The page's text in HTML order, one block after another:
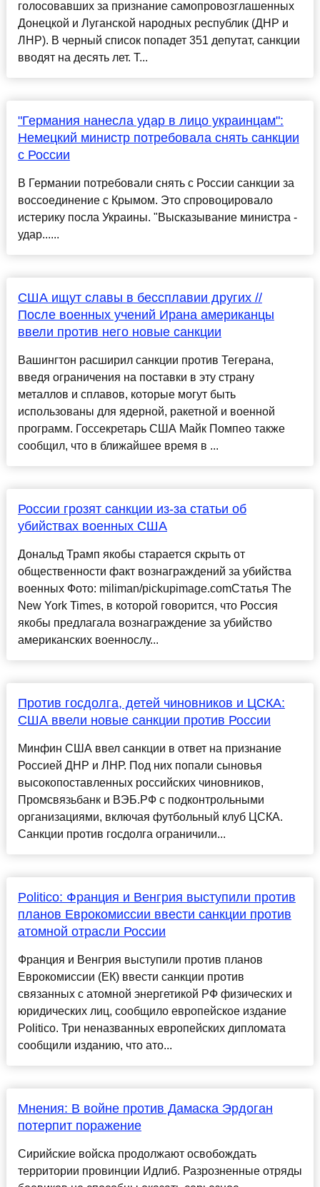
голосовавших за признание самопровозглашенных
Донецкой и Луганской народных республик (ДНР и
ЛНР). В черный список попадет 351 депутат, санкции
вводят на десять лет. Т...
"Германия нанесла удар в лицо украинцам":
Немецкий министр потребовала снять санкции
с России
В Германии потребовали снять с России санкции за
воссоединение с Крымом. Это спровоцировало
истерику посла Украины. "Высказывание министра -
удар......
США ищут славы в бессплавии других //
После военных учений Ирана американцы
ввели против него новые санкции
Вашингтон расширил санкции против Тегерана,
введя ограничения на поставки в эту страну
металлов и сплавов, которые могут быть
использованы для ядерной, ракетной и военной
программ. Госсекретарь США Майк Помпео также
сообщил, что в ближайшее время в ...
России грозят санкции из-за статьи об
убийствах военных США
Дональд Трамп якобы старается скрыть от
общественности факт вознаграждений за убийства
военных Фото: miliman/pickupimage.comСтатья The
New York Times, в которой говорится, что Россия
якобы предлагала вознаграждение за убийство
американских военнослу...
Против госдолга, детей чиновников и ЦСКА:
США ввели новые санкции против России
Минфин США ввел санкции в ответ на признание
Россией ДНР и ЛНР. Под них попали сыновья
высокопоставленных российских чиновников,
Промсвязьбанк и ВЭБ.РФ с подконтрольными
организациями, включая футбольный клуб ЦСКА.
Санкции против госдолга ограничили...
Politico: Франция и Венгрия выступили против
планов Еврокомиссии ввести санкции против
атомной отрасли России
Франция и Венгрия выступили против планов
Еврокомиссии (ЕК) ввести санкции против
связанных с атомной энергетикой РФ физических и
юридических лиц, сообщило европейское издание
Politico. Три неназванных европейских дипломата
сообщили изданию, что ато...
Мнения: В войне против Дамаска Эрдоган
потерпит поражение
Сирийские войска продолжают освобождать
территории провинции Идлиб. Разрозненные отряды